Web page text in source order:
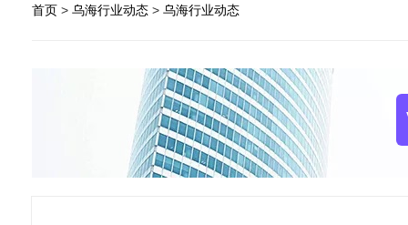
首页 > 乌海行业动态 > 乌海行业动态